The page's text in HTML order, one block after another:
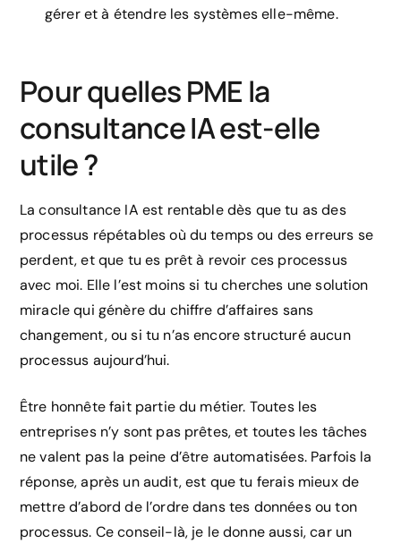
gérer et à étendre les systèmes elle-même.
Pour quelles PME la
consultance IA est-elle
utile ?
La consultance IA est rentable dès que tu as des
processus répétables où du temps ou des erreurs se
perdent, et que tu es prêt à revoir ces processus
avec moi. Elle l’est moins si tu cherches une solution
miracle qui génère du chiffre d’affaires sans
changement, ou si tu n’as encore structuré aucun
processus aujourd’hui.
Être honnête fait partie du métier. Toutes les
entreprises n’y sont pas prêtes, et toutes les tâches
ne valent pas la peine d’être automatisées. Parfois la
réponse, après un audit, est que tu ferais mieux de
mettre d’abord de l’ordre dans tes données ou ton
processus. Ce conseil-là, je le donne aussi, car un